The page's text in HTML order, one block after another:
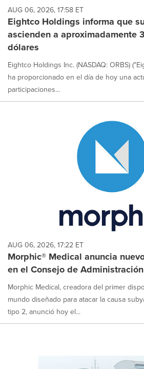
AUG 06, 2026, 17:58 ET
Eightco Holdings informa que
ascienden a aproximadamente
dólares
Eightco Holdings Inc. (NASDAQ: ORBS)
ha proporcionado en el día de hoy una
participaciones...
AUG 06, 2026, 17:22 ET
Morphic® Medical anuncia
en el Consejo de Administración
Morphic Medical, creadora del primer
mundo diseñado para atacar la causa
tipo 2, anunció hoy el...